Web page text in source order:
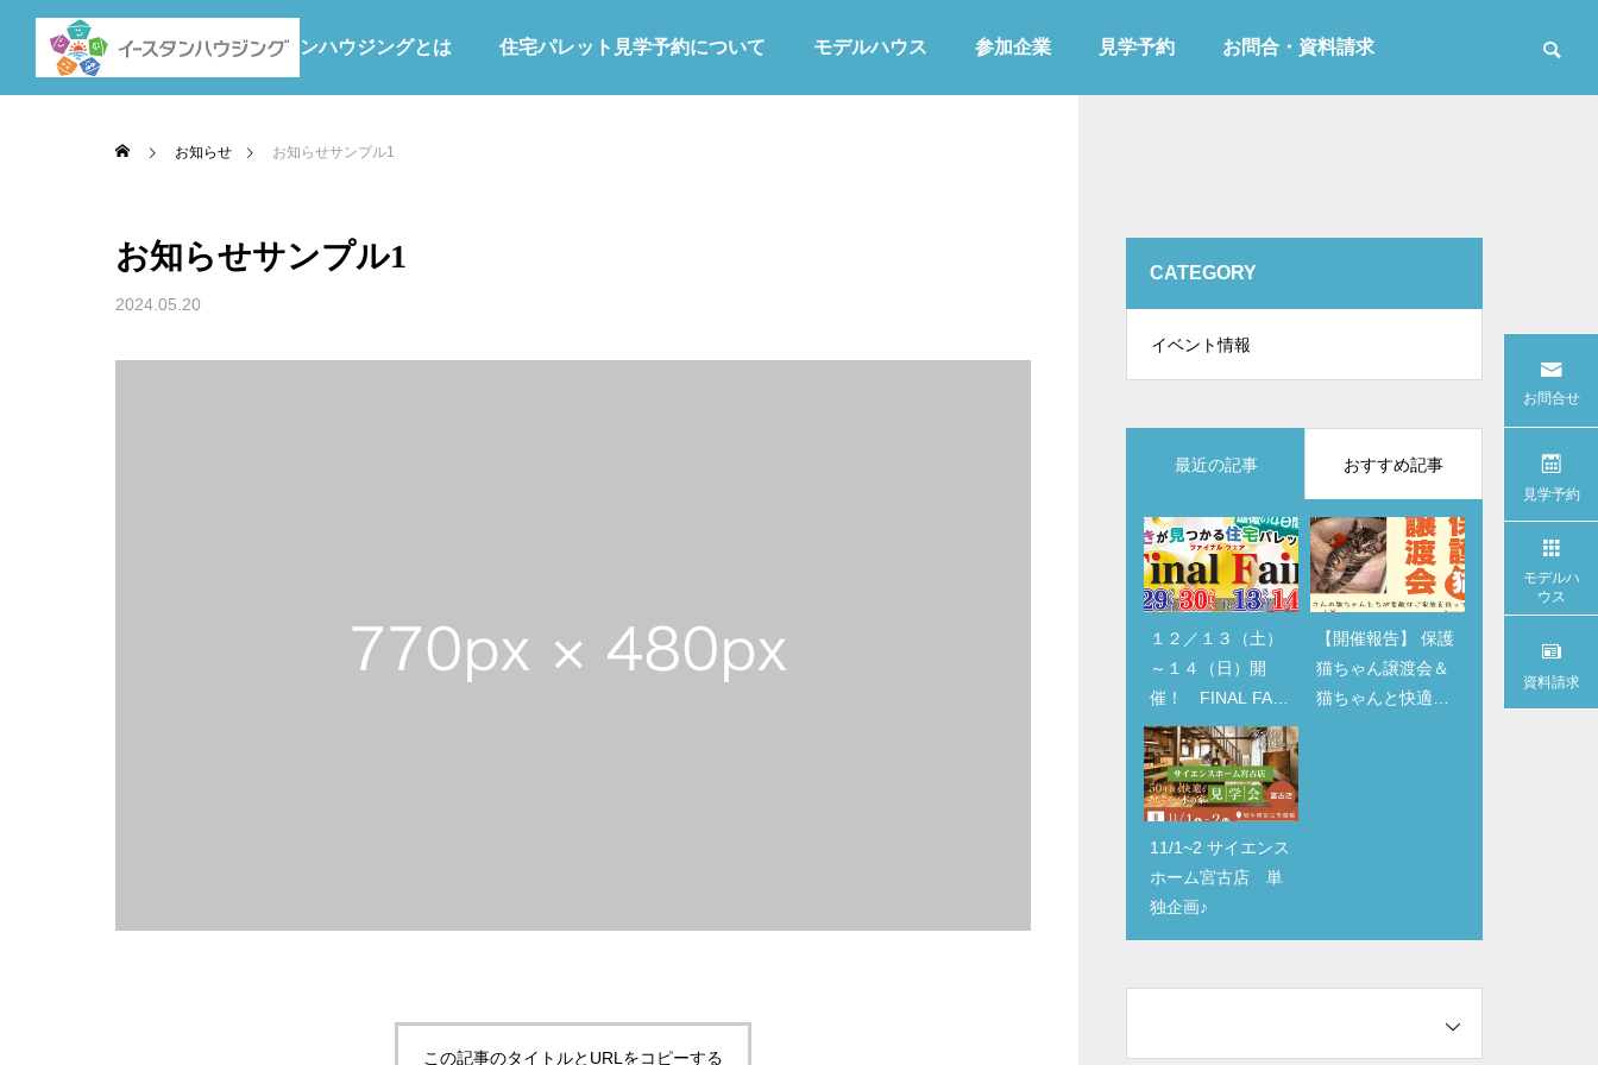
イースタンハウジングとは 住宅パレット見学予約について モデルハウス 参加企業 見学予約 お問合・資料請求
お知らせ お知らせサンプル1
お知らせサンプル1
2024.05.20
この記事のタイトルとURLをコピーする
CATEGORY
イベント情報
最近の記事 おすすめ記事
１２／１３（土）
～１４（日）開
催！ FINAL FAIR
（ファイナルフェ
アー）
【開催報告】 保護
猫ちゃん譲渡会＆
猫ちゃんと快適に
11/1~2 サイエンス
ホーム宮古店 単
独企画♪
１２／１３（土）
～１４（日）開
催！ FINAL FAIR
（ファイナルフェ
アー）
見学スタイルが変
更になります
11/1~2 サイエンス
ホーム宮古店 単
独企画♪
お問合せ
見学予約
モデルハ
ウス
資料請求